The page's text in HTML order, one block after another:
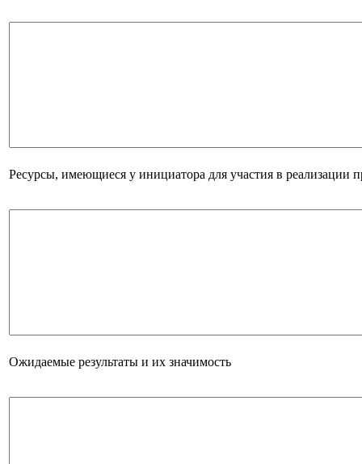
Ресурсы, имеющиеся у инициатора для участия в реализации
Ожидаемые результаты и их значимость